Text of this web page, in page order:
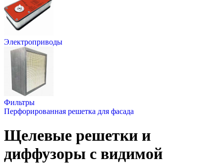
Электроприводы
Фильтры
Перфорированная решетка для фасада
Щелевые решетки и
диффузоры с видимой